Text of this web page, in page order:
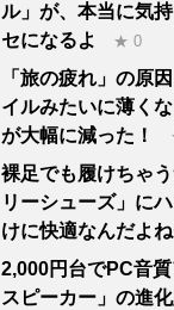
ル」が、本当に気
セになるよ
★ 0
「旅の疲れ」の原
イルみたいに薄く
が大幅に減った！
裸足でも履けちゃ
リーシューズ」に
けに快適なんだよ
2,000円台でPC音
スピーカー」の進